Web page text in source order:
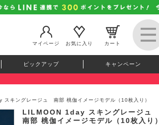
マイページ
お気に入り カート
ピックアップ キャンペーン
キングレージュ 南部 桃伽イメージモデル（10枚入り）
LILMOON 1day スキングレージュ
南部 桃伽イメージモデル（10枚入り）